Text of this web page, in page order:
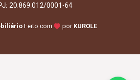
20.869.012/0001-64
Feito com por KUROLE